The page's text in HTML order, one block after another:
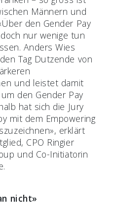
Männern und
den Gender Pay
nur wenige tun
Anders Wies
Tag Dutzende von
und leistet damit
den Gender Pay
hat sich die Jury
mit dem Empowering
erklärt
CPO Ringier
und Co-Initiatorin
nicht»